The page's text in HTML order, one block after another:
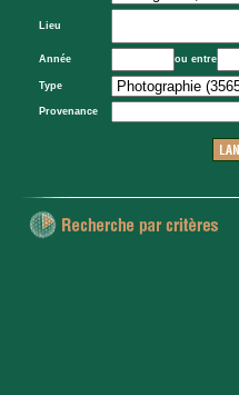
Lieu
Année ou entre
Type
Provenance